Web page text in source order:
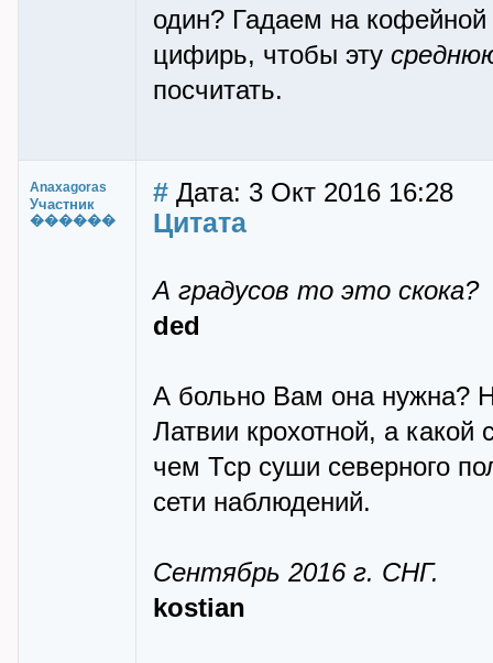
один? Гадаем на
цифирь, чтобы эту
посчитать.
Anaxagoras
Участник
������
# Дата: 3 Окт 2016 16:28
Цитата
А градусов то это скока?
ded
А больно Вам она нужна?
Латвии крохотной, а
чем Тср суши северного
сети наблюдений.
Сентябрь 2016 г. СНГ.
kostian